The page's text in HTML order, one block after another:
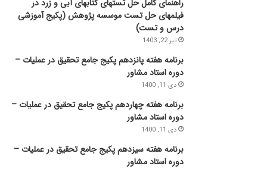
راهنمای کامل حل تستهای کتابهای آبی و زرد در
فیلمهای حل تست موسسه پژوهش (پکیج آموزشی
درس و تست)
تیر 22, 1403
برنامه هفته پانزدهم پکیج جامع تحقیق در عملیات –
دوره استاد مشاور
دی 11, 1400
برنامه هفته چهاردهم پکیج جامع تحقیق در عملیات –
دوره استاد مشاور
دی 11, 1400
برنامه هفته سیزدهم پکیج جامع تحقیق در عملیات –
دوره استاد مشاور